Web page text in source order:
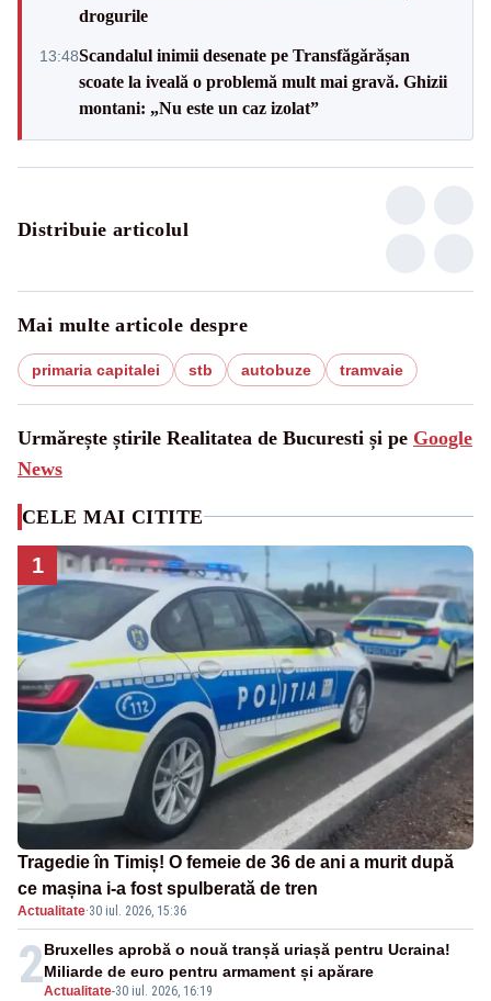
drogurile
13:48Scandalul inimii desenate pe Transfăgărășan
scoate la iveală o problemă mult mai gravă. Ghizii
montani: „Nu este un caz izolat”
Distribuie articolul
Mai multe articole despre
primaria capitalei stb autobuze tramvaie
Urmărește știrile Realitatea de Bucuresti și pe Google
News
CELE MAI CITITE
1
Tragedie în Timiș! O femeie de 36 de ani a murit după
ce mașina i-a fost spulberată de tren
Actualitate·30 iul. 2026, 15:36
2Actualitate-30 iul. 2026, 16:19
Bruxelles aprobă o nouă tranșă uriașă pentru Ucraina!
Miliarde de euro pentru armament și apărare